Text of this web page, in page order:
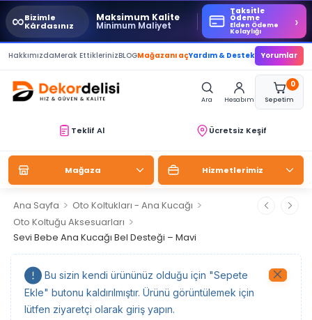
∞Bizimle
Kârdasınız
Maksimum Kalite
Minimum Maliyet
Taksitle
Ödeme
Elden Ödeme
Kolaylığı
›
HakkımızdaMerak EttiklerinizBLOGMağazanı açYardım & Destek Yorumlar
Ara Hesabım
0
Sepetim
Teklif Al Ücretsiz Keşif
Mağaza Hizmetlerimiz
Ana Sayfa > Oto Koltukları - Ana Kucağı >
Oto Koltuğu Aksesuarları >
Sevi Bebe Ana Kucağı Bel Desteği – Mavi
Bu sizin kendi ürününüz olduğu için "Sepete
Ekle" butonu kaldırılmıştır. Ürünü görüntülemek için
lütfen ziyaretçi olarak giriş yapın.